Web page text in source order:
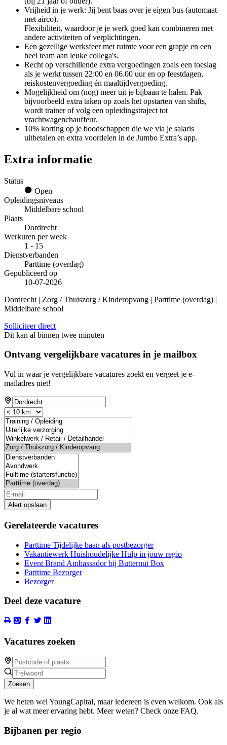
Vrijheid in je werk: Jij bent baas over je eigen bus (automaat
met airco).
Flexibiliteit, waardoor je je werk goed kan combineren met
andere activiteiten of verplichtingen.
Een gezellige werksfeer met ruimte voor een grapje en een
heel team aan leuke collega's.
Recht op verschillende extra vergoedingen zoals een toeslag
als je werkt tussen 22:00 en 06.00 uur en op feestdagen,
reiskostenvergoeding én maaltijdvergoeding.
Mogelijkheid om (nog) meer uit je bijbaan te halen. Pak
bijvoorbeeld extra taken op zoals het opstarten van shifts,
wordt trainer of volg een opleidingstraject tot
vrachtwagenchauffeur.
10% korting op je boodschappen die we via je salaris
uitbetalen en extra voordelen in de Jumbo Extra’s app.
Extra informatie
Status
Open
Opleidingsniveaus
Middelbare school
Plaats
Dordrecht
Werkuren per week
1 - 15
Dienstverbanden
Parttime (overdag)
Gepubliceerd op
10-07-2026
Dordrecht | Zorg / Thuiszorg / Kinderopvang | Parttime (overdag) |
Middelbare school
Solliciteer direct
Dit kan al binnen twee minuten
Ontvang vergelijkbare vacatures in je mailbox
Vul in waar je vergelijkbare vacatures zoekt en vergeet je e-
mailadres niet!
Alert opslaan
Gerelateerde vacatures
Parttime Tijdelijke baan als postbezorger
Vakantiewerk Huishoudelijke Hulp in jouw regio
Event Brand Ambassador bij Butternut Box
Parttime Bezorger
Bezorger
Deel deze vacature
Vacatures zoeken
Zoeken
We heten wel YoungCapital, maar iedereen is even welkom. Ook als
je al wat meer ervaring hebt. Meer weten? Check onze FAQ.
Bijbanen per regio